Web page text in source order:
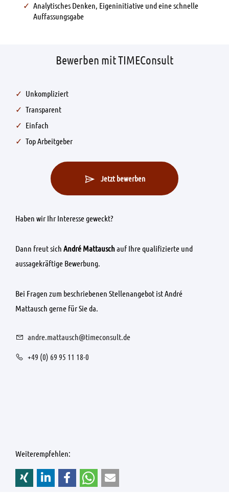
Analytisches Denken, Eigeninitiative und eine schnelle
Auffassungsgabe
Bewerben mit TIMEConsult
Unkompliziert
Transparent
Einfach
Top Arbeitgeber
Jetzt bewerben
Haben wir Ihr Interesse geweckt?
Dann freut sich André Mattauschauf Ihre qualifizierte und
aussagekräftige Bewerbung.
Bei Fragen zum beschriebenen Stellenangebot ist André
Mattausch gerne für Sie da.
andre.mattausch@timeconsult.de
+49 (0) 69 95 11 18-0
Weiterempfehlen: